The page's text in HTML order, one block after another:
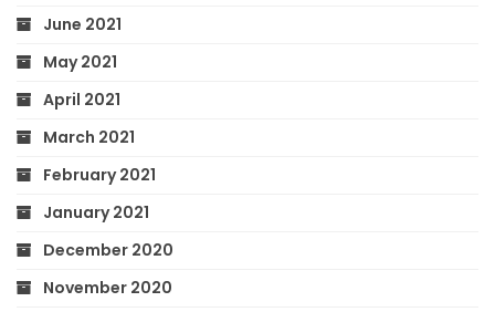
June 2021
May 2021
April 2021
March 2021
February 2021
January 2021
December 2020
November 2020